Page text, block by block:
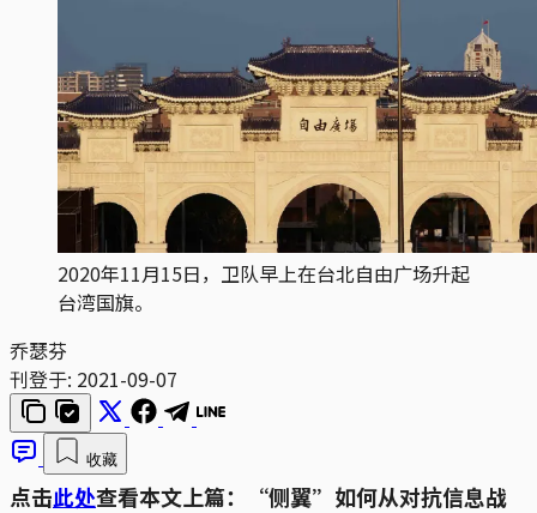
2020年11月15日，卫队早上在台北自由广场升起
台湾国旗。
乔瑟芬
刊登于: 2021-09-07
收藏
点击此处查看本文上篇：“侧翼”如何从对抗信息战